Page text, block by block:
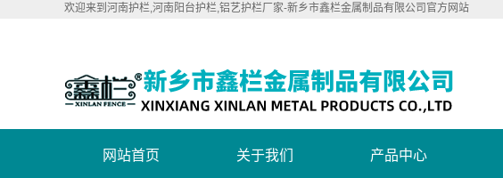
欢迎来到河南护栏,河南阳台护栏,铝艺护栏厂家-新乡市鑫栏金属制品有限公司官方网站
网站首页 关于我们 产品中心